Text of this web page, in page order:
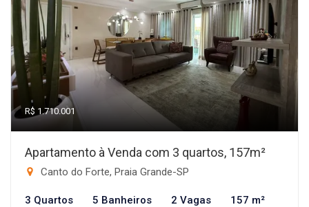
R$ 1.710.001
Apartamento à Venda com 3 quartos, 157m²
Canto do Forte, Praia Grande-SP
3 Quartos 5 Banheiros 2 Vagas 157 m²